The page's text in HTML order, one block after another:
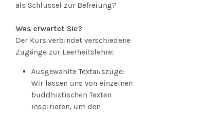
als Schlüssel zur Befreiung?
Was erwartet Sie?
Der Kurs verbindet verschiedene
Zugänge zur Leerheitslehre:
Ausgewählte Textauszüge:
Wir lassen uns von einzelnen
buddhistischen Texten
inspirieren, um den